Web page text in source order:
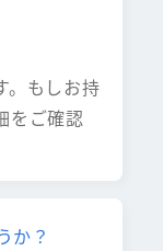
。もしお持
をご確認
か？